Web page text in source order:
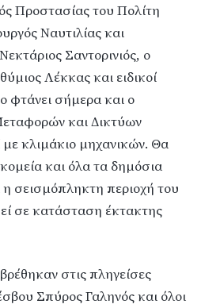
Προστασίας του Πολίτη
Ναυτιλίας και
Σαντορινιός, ο
Λέκκας και ειδικοί
φτάνει σήμερα και ο
και Δικτύων
με κλιμάκιο μηχανικών. Θα
και όλα τα δημόσια
η σεισμόπληκτη περιοχή του
σε κατάσταση έκτακτης
στις πληγείσες
Σπύρος Γαληνός και όλοι